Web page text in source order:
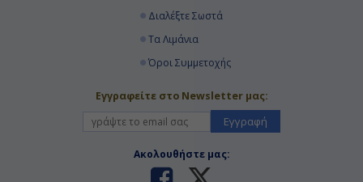
Διαλέξτε Σωστά
Τα Λιμάνια
Όροι Συμμετοχής
Εγγραφείτε στο Newsletter μας:
Εγγραφή
Ακολουθήστε μας: